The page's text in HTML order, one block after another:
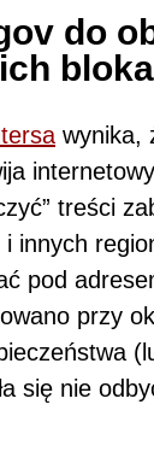
do
wynika,
treści
innych
pod
przy
się nie